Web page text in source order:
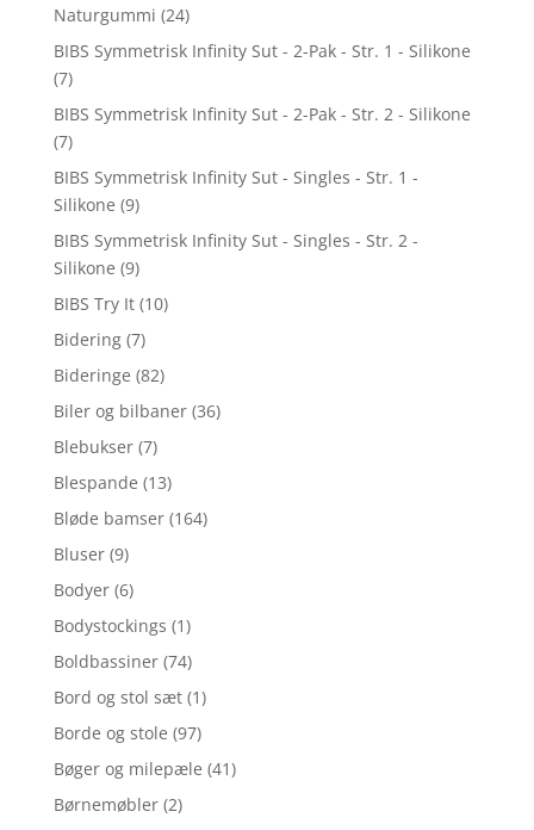
Naturgummi (24)
BIBS Symmetrisk Infinity Sut - 2-Pak - Str. 1 - Silikone
(7)
BIBS Symmetrisk Infinity Sut - 2-Pak - Str. 2 - Silikone
(7)
BIBS Symmetrisk Infinity Sut - Singles - Str. 1 -
Silikone (9)
BIBS Symmetrisk Infinity Sut - Singles - Str. 2 -
Silikone (9)
BIBS Try It (10)
Bidering (7)
Bideringe (82)
Biler og bilbaner (36)
Blebukser (7)
Blespande (13)
Bløde bamser (164)
Bluser (9)
Bodyer (6)
Bodystockings (1)
Boldbassiner (74)
Bord og stol sæt (1)
Borde og stole (97)
Bøger og milepæle (41)
Børnemøbler (2)